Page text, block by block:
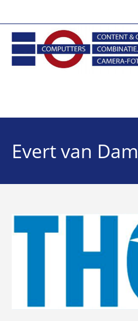
naar
inhoud
Evert van Dam